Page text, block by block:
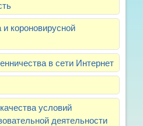
короновирусной
в сети Интернет
условий
деятельности